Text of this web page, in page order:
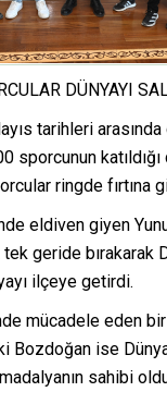
DÜNYAYI
tarihleri
sporcunun katıldığı
ringde fırtına
eldiven giyen
geride bırakarak
ilçeye getirdi.
mücadele eden
Bozdoğan ise
sahibi